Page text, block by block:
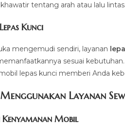
tentang arah atau lalu lintas.
Kunci
mengemudi sendiri, layanan
sesuai
lepas kunci memberi Anda
Layanan
Mobil